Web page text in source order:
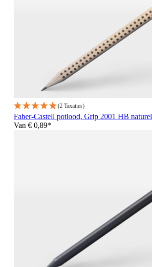
(2 Taxaties)
Faber-Castell potlood, Grip 2001 HB naturel
Van € 0,89*